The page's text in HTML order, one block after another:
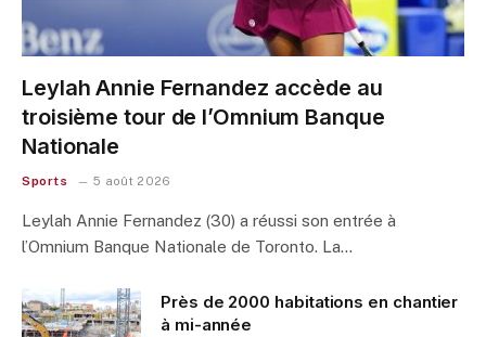
Leylah Annie Fernandez accède au
troisième tour de l’Omnium Banque
Nationale
Sports 5 août 2026
Leylah Annie Fernandez (30) a réussi son entrée à
l’Omnium Banque Nationale de Toronto. La…
Près de 2000 habitations en chantier
à mi-année